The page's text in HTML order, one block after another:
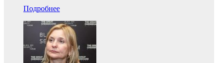
Подробнее